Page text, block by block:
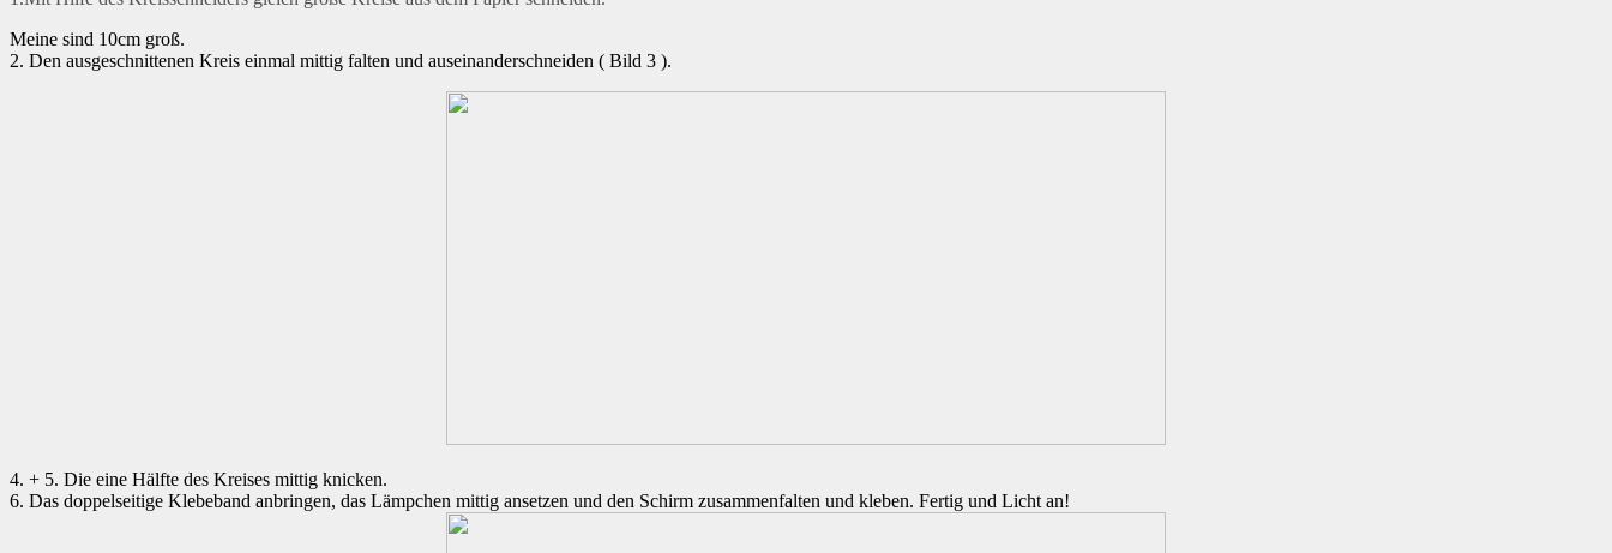
Meine sind 10cm groß.
2. Den ausgeschnittenen Kreis einmal mittig falten und auseinanderschneiden ( Bild 3 ).
4. + 5. Die eine Hälfte des Kreises mittig knicken.
6. Das doppelseitige Klebeband anbringen, das Lämpchen mittig ansetzen und den Schirm zusammenfalten und kleben. Fertig und Licht an!